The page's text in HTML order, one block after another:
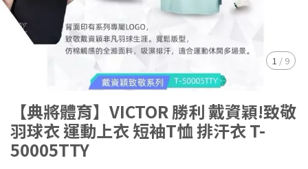
1 / 9
【典將體育】VICTOR 勝利 戴資穎!致敬
羽球衣 運動上衣 短袖T恤 排汗衣 T-
50005TTY